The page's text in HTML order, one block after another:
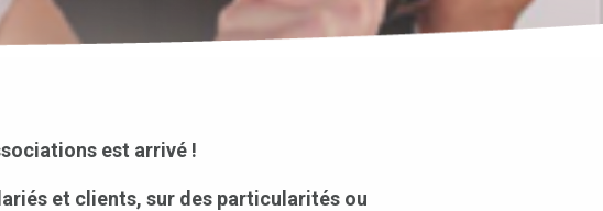
est arrivé !
et clients, sur des particularités ou